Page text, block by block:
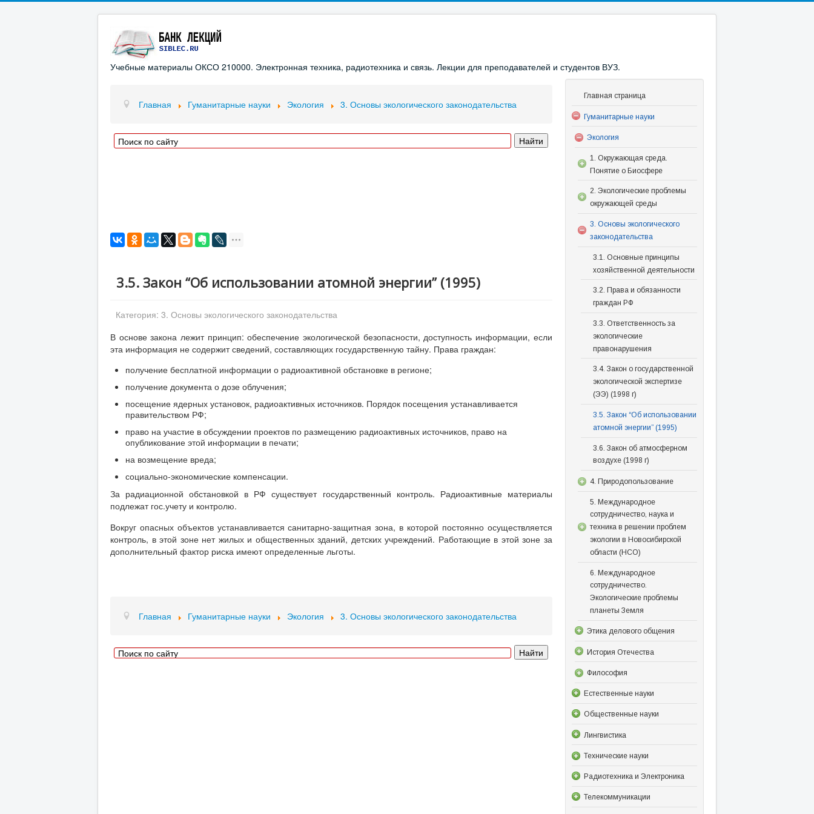
Учебные материалы ОКСО 210000. Электронная техника, радиотехника и связь. Лекции для преподавателей и студентов ВУЗ.
Главная Гуманитарные науки Экология 3. Основы экологического законодательства
3.5. Закон “Об использовании атомной энергии” (1995)
Категория: 3. Основы экологического законодательства
В основе закона лежит принцип: обеспечение экологической безопасности, доступность информации, если
эта информация не содержит сведений, составляющих государственную тайну. Права граждан:
получение бесплатной информации о радиоактивной обстановке в регионе;
получение документа о дозе облучения;
посещение ядерных установок, радиоактивных источников. Порядок посещения устанавливается
правительством РФ;
право на участие в обсуждении проектов по размещению радиоактивных источников, право на
опубликование этой информации в печати;
на возмещение вреда;
социально-экономические компенсации.
За радиационной обстановкой в РФ существует государственный контроль. Радиоактивные материалы
подлежат гос.учету и контролю.
Вокруг опасных объектов устанавливается санитарно-защитная зона, в которой постоянно осуществляется
контроль, в этой зоне нет жилых и общественных зданий, детских учреждений. Работающие в этой зоне за
дополнительный фактор риска имеют определенные льготы.
Главная Гуманитарные науки Экология 3. Основы экологического законодательства
Главная страница
Гуманитарные науки
Экология
1. Окружающая среда.
Понятие о Биосфере
2. Экологические проблемы
окружающей среды
3. Основы экологического
законодательства
3.1. Основные принципы
хозяйственной деятельности
3.2. Права и обязанности
граждан РФ
3.3. Ответственность за
экологические
правонарушения
3.4. Закон о государственной
экологической экспертизе
(ЭЭ) (1998 г)
3.5. Закон “Об использовании
атомной энергии” (1995)
3.6. Закон об атмосферном
воздухе (1998 г)
4. Природопользование
5. Международное
сотрудничество, наука и
техника в решении проблем
экологии в Новосибирской
области (НСО)
6. Международное
сотрудничество.
Экологические проблемы
планеты Земля
Этика делового общения
История Отечества
Философия
Естественные науки
Общественные науки
Лингвистика
Технические науки
Радиотехника и Электроника
Телекоммуникации